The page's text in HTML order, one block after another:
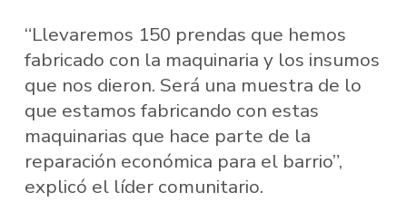
“Llevaremos 150 prendas que hemos
fabricado con la maquinaria y los insumos
que nos dieron. Será una muestra de lo
que estamos fabricando con estas
maquinarias que hace parte de la
reparación económica para el barrio”,
explicó el líder comunitario.